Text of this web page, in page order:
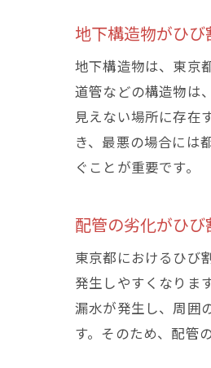
地下構造物がひ
地下構造物は、東京
道管などの構造物は
見えない場所に存在
き、最悪の場合には
ぐことが重要です。
配管の劣化がひ
東京都におけるひび
発生しやすくなりま
漏水が発生し、周囲
す。そのため、配管